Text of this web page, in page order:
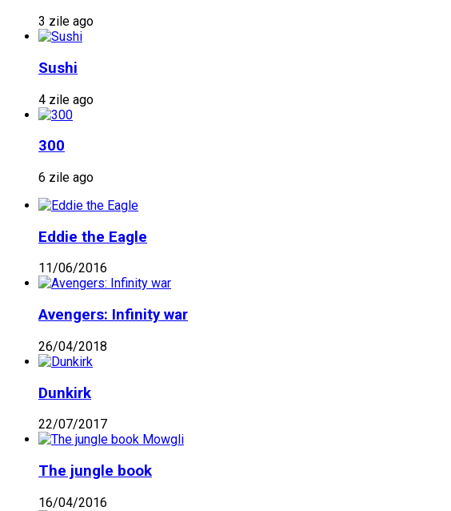
3 zile ago
Sushi
4 zile ago
300
6 zile ago
Eddie the Eagle
11/06/2016
Avengers: Infinity war
26/04/2018
Dunkirk
22/07/2017
The jungle book
16/04/2016